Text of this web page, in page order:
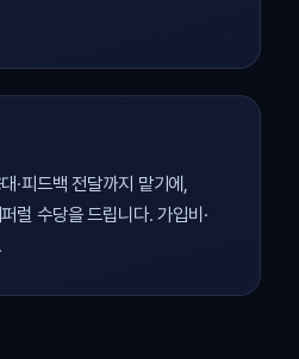
·피드백 전달까지 맡기에,
럴 수당을 드립니다. 가입비·